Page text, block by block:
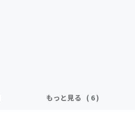
もっと見る